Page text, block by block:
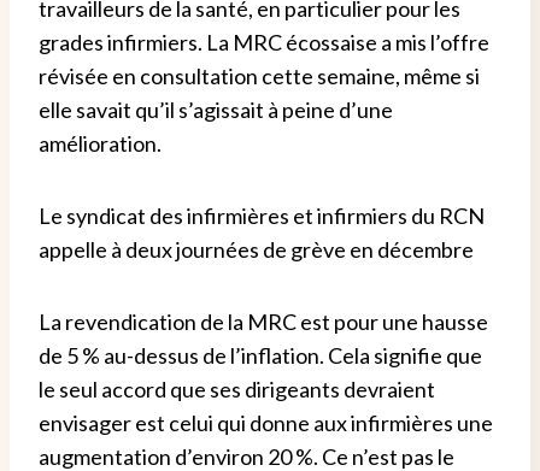
travailleurs de la santé, en particulier pour les
grades infirmiers. La MRC écossaise a mis l’offre
révisée en consultation cette semaine, même si
elle savait qu’il s’agissait à peine d’une
amélioration.
Le syndicat des infirmières et infirmiers du RCN
appelle à deux journées de grève en décembre
La revendication de la MRC est pour une hausse
de 5 % au-dessus de l’inflation. Cela signifie que
le seul accord que ses dirigeants devraient
envisager est celui qui donne aux infirmières une
augmentation d’environ 20 %. Ce n’est pas le